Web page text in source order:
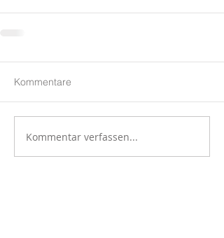
Kommentare
Kommentar verfassen...